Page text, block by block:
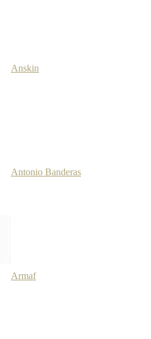
Anskin
Antonio Banderas
Armaf